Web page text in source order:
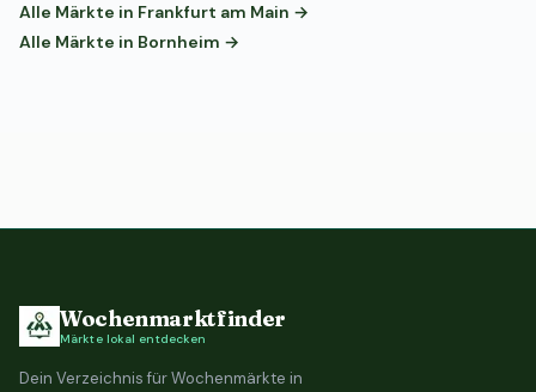
Alle Märkte in Frankfurt am Main →
Alle Märkte in Bornheim →
Wochenmarktfinder
Märkte lokal entdecken
Dein Verzeichnis für Wochenmärkte in